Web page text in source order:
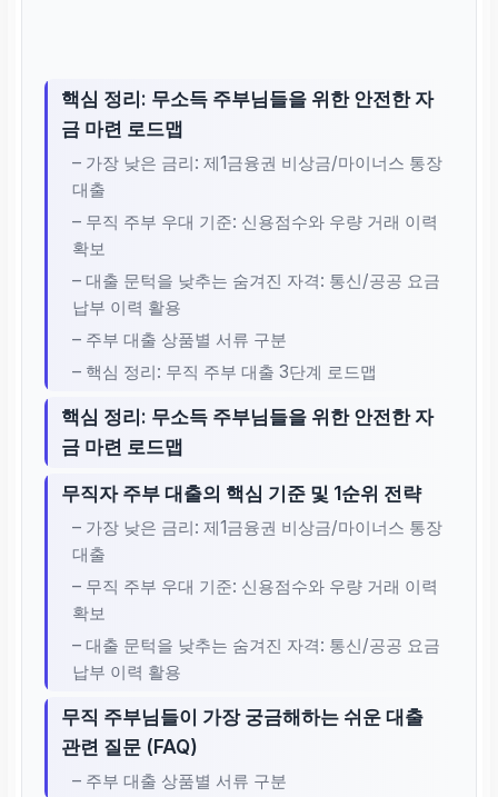
핵심 정리: 무소득 주부님들을 위한 안전한 자
금 마련 로드맵
– 가장 낮은 금리: 제1금융권 비상금/마이너스 통장
대출
– 무직 주부 우대 기준: 신용점수와 우량 거래 이력
확보
– 대출 문턱을 낮추는 숨겨진 자격: 통신/공공 요금
납부 이력 활용
– 주부 대출 상품별 서류 구분
– 핵심 정리: 무직 주부 대출 3단계 로드맵
핵심 정리: 무소득 주부님들을 위한 안전한 자
금 마련 로드맵
무직자 주부 대출의 핵심 기준 및 1순위 전략
– 가장 낮은 금리: 제1금융권 비상금/마이너스 통장
대출
– 무직 주부 우대 기준: 신용점수와 우량 거래 이력
확보
– 대출 문턱을 낮추는 숨겨진 자격: 통신/공공 요금
납부 이력 활용
무직 주부님들이 가장 궁금해하는 쉬운 대출
관련 질문 (FAQ)
– 주부 대출 상품별 서류 구분